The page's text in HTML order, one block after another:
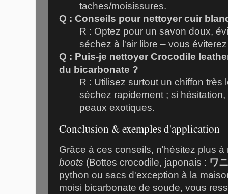
taches/moisissures.
Q : Conseils pour nettoyer cuir
R : Optez pour un savon doux,
séchez à l'air libre – vous
Q : Puis-je nettoyer Crocodile
du bicarbonate ?
R : Utilisez surtout un chiffon très
séchez rapidement ; si
peaux exotiques.
Conclusion & exemples d'application
Grâce à ces conseils, n'hésitez plus
boots (Bottes crocodile, japonais : ワ
python ou sacs d'exception à la
moisi bicarbonate de soude, vous